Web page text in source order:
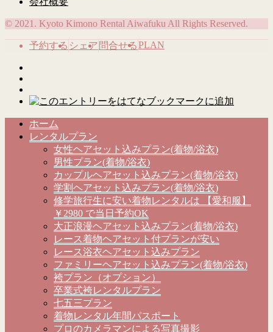
© 2021. Kyoto Kimono Rental Aiwafuku All Rights Reserved.
予約する シェア 問合せるPLAN
ホーム
レンタルプラン
女性ヘアセット込みプラン(着物/浴衣)
男性プラン(着物/浴衣)
カップルヘアセット込みプラン(着物/浴衣)
学割ヘアセット込みプラン(着物/浴衣)
修学旅行生に安い着物レンタルは 【愛和服】
￥2980 で当日予約OK
大正浪漫ヘアセット込みプラン(着物/浴衣)
レース着物ヘアセット付プランが安い
レース浴衣ヘアセット込みプラン
ファミリーヘアセット込みプラン(着物/浴衣)
袴プラン（オプション）
卒業式袴レンタルプラン
七五三プラン
着物レンタル年間パスポート
プロのカメラマンによる写真撮影